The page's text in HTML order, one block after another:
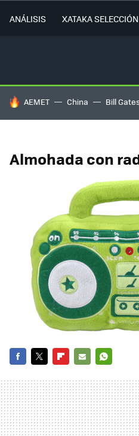
ANÁLISIS XATAKA SELECCIÓN
HOY SE HABLA DE
AEMET China Bill
Almohada con
MAIL